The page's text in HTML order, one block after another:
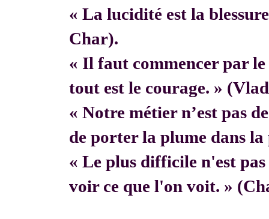
« La lucidité est la
Char).
« Il faut commencer par le
tout est le courage. »
« Notre métier n’est pas
de porter la plume dans
« Le plus difficile n'est
voir ce que l'on voit. »